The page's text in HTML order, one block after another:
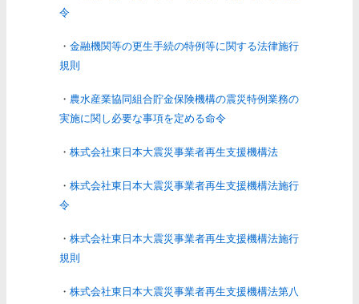
令
・ 金融機関等の更生手続の特例等に関する法律施行
規則
・ 農水産業協同組合貯金保険機構の震災特例業務の
実施に関し必要な事項を定める命令
・ 株式会社東日本大震災事業者再生支援機構法
・ 株式会社東日本大震災事業者再生支援機構法施行
令
・ 株式会社東日本大震災事業者再生支援機構法施行
規則
・ 株式会社東日本大震災事業者再生支援機構法第八